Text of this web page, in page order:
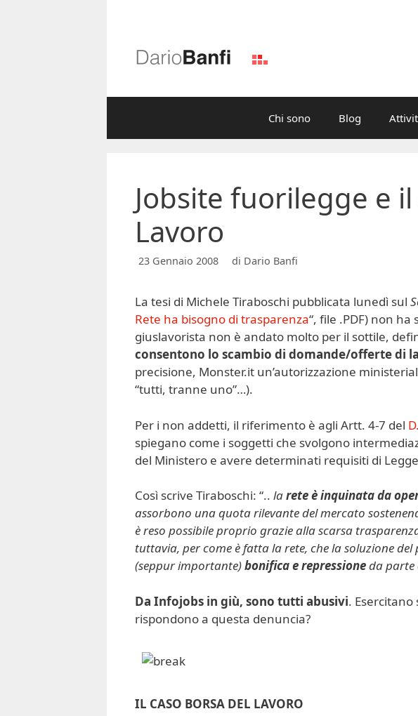
Chi sono Blog
Jobsite fuorilegge e
Lavoro
23 Gennaio 2008 di Dario Banfi
La tesi di Michele Tiraboschi pubblicata lunedì sul
Rete ha bisogno di trasparenza“, file .PDF) non
giuslavorista non è andato molto per il sottile,
consentono lo scambio di domande/offerte di
precisione, Monster.it un’autorizzazione
“tutti, tranne uno”…).
Per i non addetti, il riferimento è agli Artt. 4-7 del
spiegano come i soggetti che svolgono
del Ministero e avere determinati requisiti di
Così scrive Tiraboschi: “.. larete è inquinata da
assorbono una quota rilevante del mercato
è reso possibile proprio grazie alla scarsa
tuttavia, per come è fatta la rete, che la soluzione
(seppur importante)bonifica e repressioneda parte
Da Infojobs in giù, sono tutti abusivi. Esercitano
rispondono a questa denuncia?
IL CASO BORSA DEL LAVORO